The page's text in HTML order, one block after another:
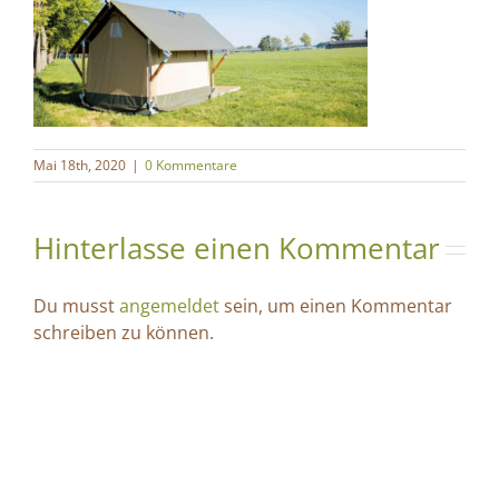
Mai 18th, 2020 | 0 Kommentare
Hinterlasse einen Kommentar
Du musstangemeldetsein, um einen Kommentar
schreiben zu können.